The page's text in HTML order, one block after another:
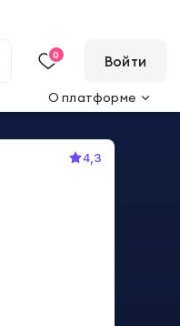
0 Войти
О платформе
4,3